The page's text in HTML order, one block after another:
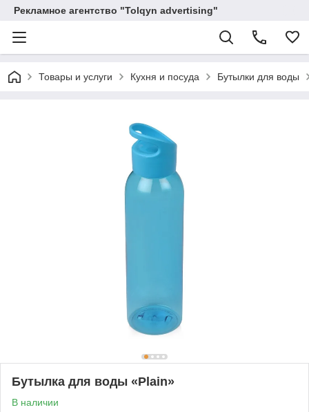
Рекламное агентство "Tolqyn advertising"
Товары и услуги Кухня и посуда Бутылки для воды
Бутылка для воды «Plain»
В наличии